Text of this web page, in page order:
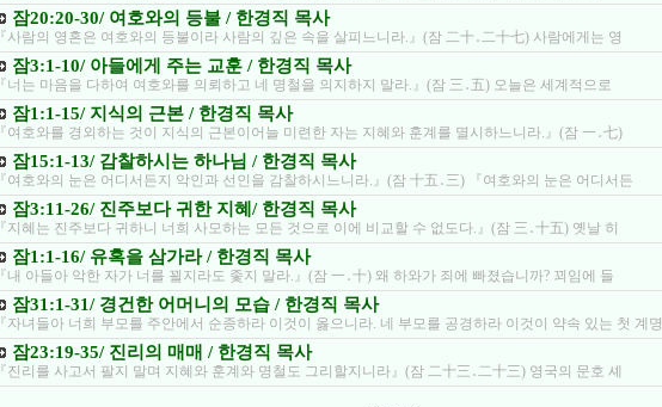
잠20:20-30/ 여호와의 등불 / 한경직 목사
『사람의 영혼은 여호와의 등불이라 사람의 깊은 속을 살피느니라.』(잠 二十․二十七) 사람에게는 영
잠3:1-10/ 아들에게 주는 교훈 / 한경직 목사
『너는 마음을 다하여 여호와를 의뢰하고 네 명철을 의지하지 말라.』(잠 三․五) 오늘은 세계적으로
잠1:1-15/ 지식의 근본 / 한경직 목사
『여호와를 경외하는 것이 지식의 근본이어늘 미련한 자는 지혜와 훈계를 멸시하느니라.』(잠 一․七)
잠15:1-13/ 감찰하시는 하나님 / 한경직 목사
『여호와의 눈은 어디서든지 악인과 선인을 감찰하시느니라.』(잠 十五․三) 『여호와의 눈은 어디서든
잠3:11-26/ 진주보다 귀한 지혜/ 한경직 목사
『지혜는 진주보다 귀하니 너희 사모하는 모든 것으로 이에 비교할 수 없도다.』(잠 三․十五) 옛날 히
잠1:1-16/ 유혹을 삼가라 / 한경직 목사
『내 아들아 악한 자가 너를 꾈지라도 좇지 말라.』(잠 一․十) 왜 하와가 죄에 빠졌습니까? 꾀임에 들
잠31:1-31/ 경건한 어머니의 모습 / 한경직 목사
『자녀들아 너희 부모를 주안에서 순종하라 이것이 옳으니라. 네 부모를 공경하라 이것이 약속 있는 첫 계명
잠23:19-35/ 진리의 매매 / 한경직 목사
『진리를 사고서 팔지 말며 지혜와 훈계와 명철도 그리할지니라』(잠 二十三․二十三) 영국의 문호 셰